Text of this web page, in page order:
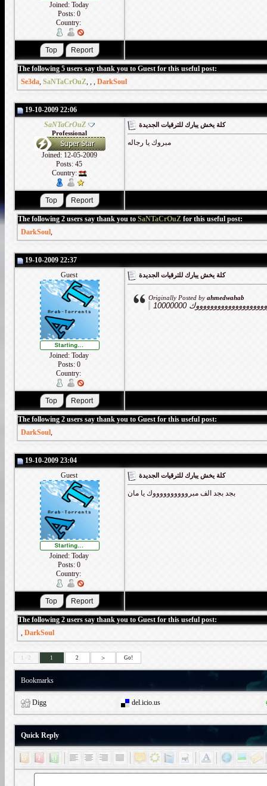
Joined: Today
Posts: 0
Country:
The following 5 users say thank you to Guest for this useful post:
Se3da, SaNTaCrOuZ, , , DarkSoul
19-10-2009 22:06
SaNTaCrOuZ
Professional
Joined: 12-05-2009
Posts: 45
Country:
كلة يخش يبارك للترقيات الجديدة
مبروك يا رجاله
The following 2 users say thank you to SaNTaCrOuZ for this useful post:
DarkSoul,
19-10-2009 22:37
Guest
Joined: Today
Posts: 0
Country:
كلة يخش يبارك للترقيات الجديدة
Originally Posted by ahmedwahab
مبروووووووووووووووووووووووك
The following 2 users say thank you to Guest for this useful post:
DarkSoul,
19-10-2009 23:04
Guest
Joined: Today
Posts: 0
Country:
كلة يخش يبارك للترقيات الجديدة
بجد بجد الف مبرووووووووووك يا مان
The following 2 users say thank you to Guest for this useful post:
, DarkSoul
1 - 2 1 2 > Go!
Bookmarks
Digg del.icio.us
Quick Reply